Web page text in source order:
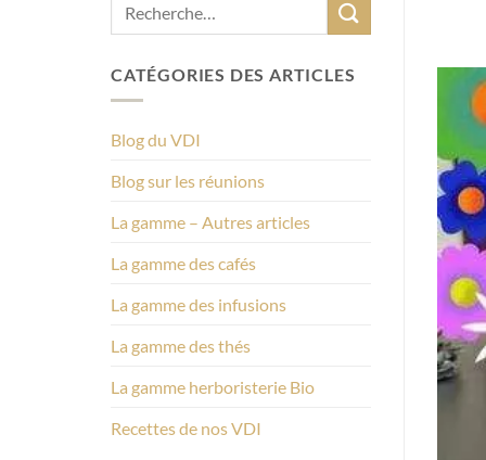
CATÉGORIES DES ARTICLES
Blog du VDI
Blog sur les réunions
La gamme – Autres articles
La gamme des cafés
La gamme des infusions
La gamme des thés
La gamme herboristerie Bio
Recettes de nos VDI